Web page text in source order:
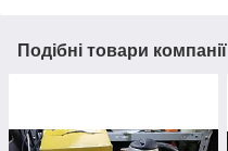
Подібні товари компанії